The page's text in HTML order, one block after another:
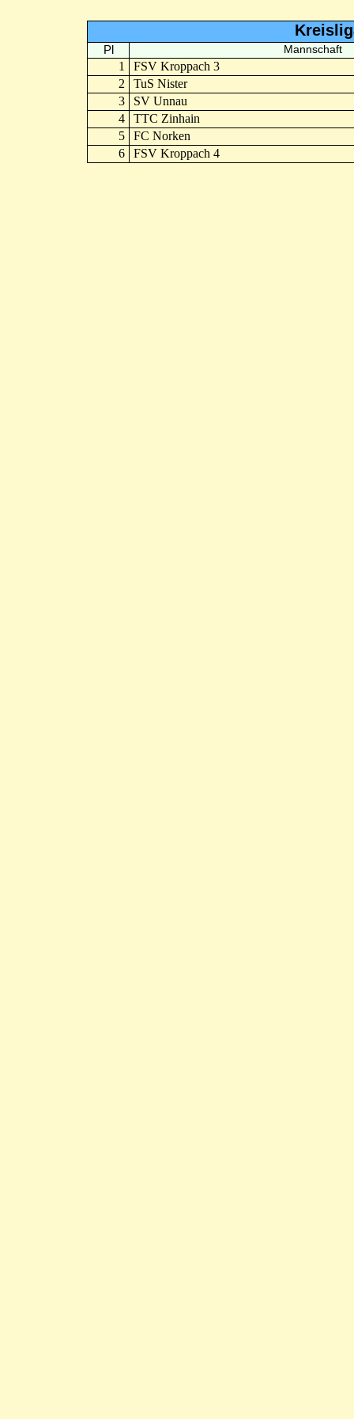
Pl Mannschaft
1
FSV Kroppach 3
2
TuS Nister
3
SV Unnau
4
TTC Zinhain
5
FC Norken
6
FSV Kroppach 4